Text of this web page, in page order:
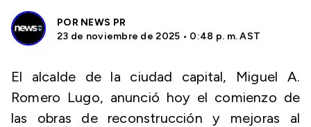
POR NEWS PR
23 de noviembre de 2025 • 0:48 p. m. AST
El alcalde de la ciudad capital, Miguel A.
Romero Lugo, anunció hoy el comienzo de
las obras de reconstrucción y mejoras al